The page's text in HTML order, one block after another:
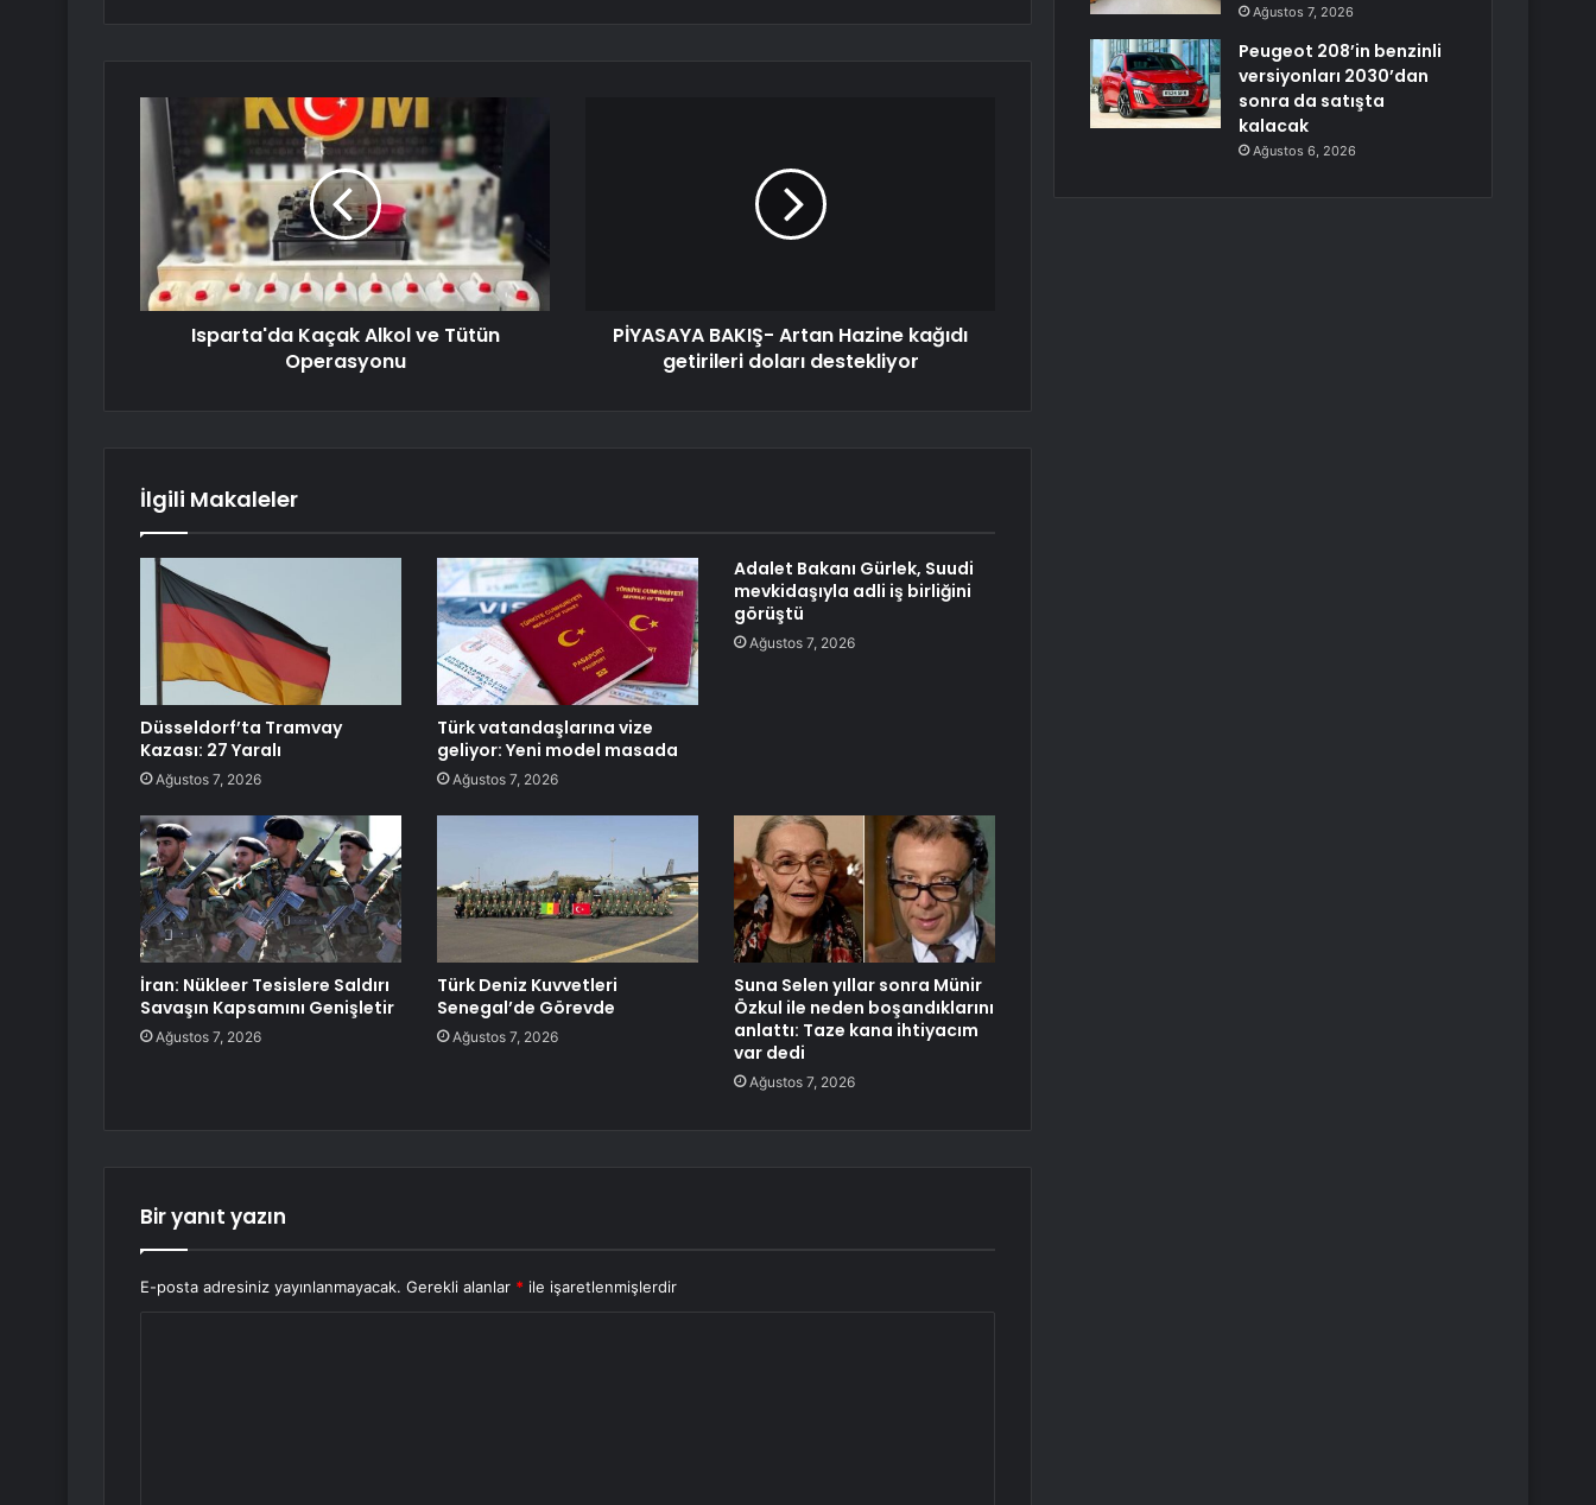
Isparta'da Kaçak Alkol ve Tütün
Operasyonu
PİYASAYA BAKIŞ- Artan Hazine kağıdı
getirileri doları destekliyor
İlgili Makaleler
Düsseldorf’ta Tramvay
Kazası: 27 Yaralı
Ağustos 7, 2026
Türk vatandaşlarına vize
geliyor: Yeni model masada
Ağustos 7, 2026
Adalet Bakanı Gürlek, Suudi
mevkidaşıyla adli iş birliğini
görüştü
Ağustos 7, 2026
İran: Nükleer Tesislere Saldırı
Savaşın Kapsamını Genişletir
Ağustos 7, 2026
Türk Deniz Kuvvetleri
Senegal’de Görevde
Ağustos 7, 2026
Suna Selen yıllar sonra Münir
Özkul ile neden boşandıklarını
anlattı: Taze kana ihtiyacım
var dedi
Ağustos 7, 2026
Bir yanıt yazın
E-posta adresiniz yayınlanmayacak. Gerekli alanlar * ile işaretlenmişlerdir
Ağustos 7, 2026
Peugeot 208’in benzinli
versiyonları 2030’dan
sonra da satışta
kalacak
Ağustos 6, 2026